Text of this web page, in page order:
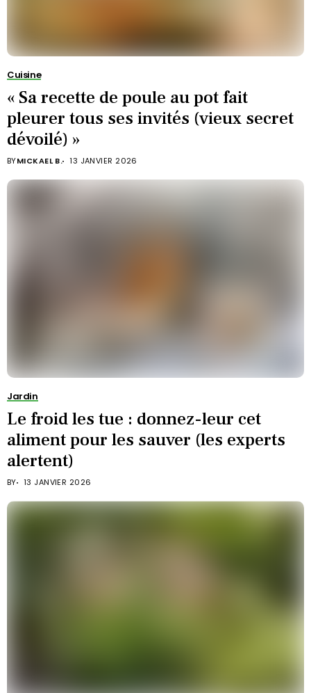
Cuisine
« Sa recette de poule au pot fait
pleurer tous ses invités (vieux secret
dévoilé) »
BYMICKAEL B. 13 JANVIER 2026
Jardin
Le froid les tue : donnez-leur cet
aliment pour les sauver (les experts
alertent)
BY 13 JANVIER 2026